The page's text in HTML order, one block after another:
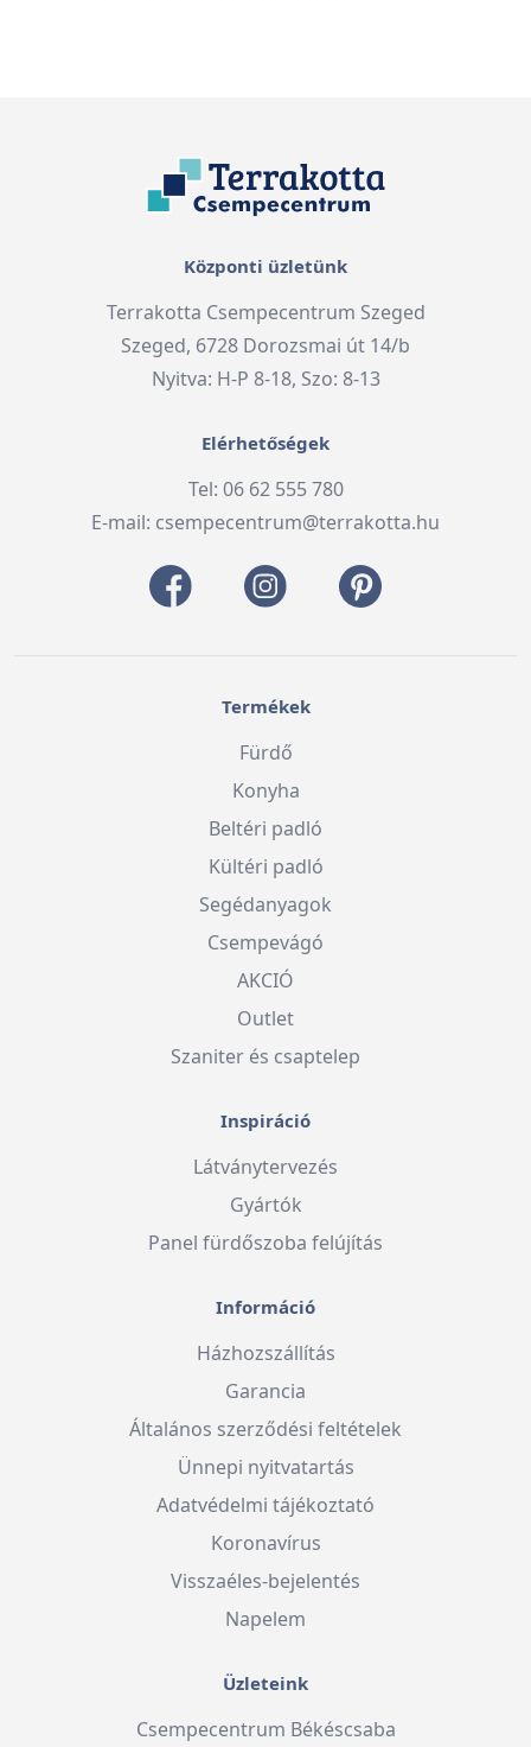
Központi üzletünk
Terrakotta Csempecentrum Szeged
Szeged, 6728 Dorozsmai út 14/b
Nyitva: H-P 8-18, Szo: 8-13
Elérhetőségek
Tel: 06 62 555 780
E-mail: csempecentrum@terrakotta.hu
Termékek
Fürdő
Konyha
Beltéri padló
Kültéri padló
Segédanyagok
Csempevágó
AKCIÓ
Outlet
Szaniter és csaptelep
Inspiráció
Látványtervezés
Gyártók
Panel fürdőszoba felújítás
Információ
Házhozszállítás
Garancia
Általános szerződési feltételek
Ünnepi nyitvatartás
Adatvédelmi tájékoztató
Koronavírus
Visszaéles-bejelentés
Napelem
Üzleteink
Csempecentrum Békéscsaba